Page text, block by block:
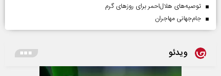
توصیه‌های هلال‌احمر برای روز‌های گرم
جام‌جهانی مهاجران
ویدئو